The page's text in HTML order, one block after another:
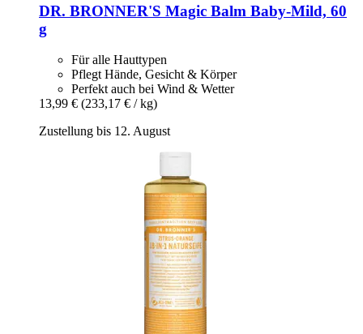
DR. BRONNER'S Magic Balm Baby-​Mild, 60
g
Für alle Hauttypen
Pflegt Hände, Gesicht & Körper
Perfekt auch bei Wind & Wetter
13,99 € (233,17 € / kg)
Zustellung bis 12. August